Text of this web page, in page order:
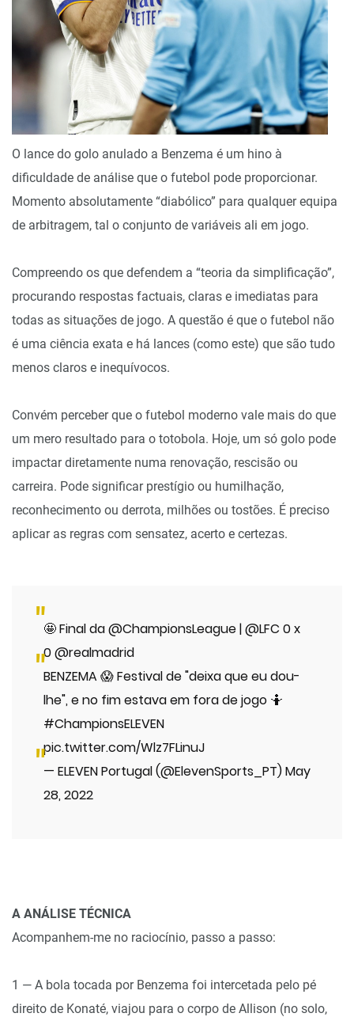
O lance do golo anulado a Benzema é um hino à
dificuldade de análise que o futebol pode proporcionar.
Momento absolutamente “diabólico” para qualquer equipa
de arbitragem, tal o conjunto de variáveis ali em jogo.
Compreendo os que defendem a “teoria da simplificação”,
procurando respostas factuais, claras e imediatas para
todas as situações de jogo. A questão é que o futebol não
é uma ciência exata e há lances (como este) que são tudo
menos claros e inequívocos.
Convém perceber que o futebol moderno vale mais do que
um mero resultado para o totobola. Hoje, um só golo pode
impactar diretamente numa renovação, rescisão ou
carreira. Pode significar prestígio ou humilhação,
reconhecimento ou derrota, milhões ou tostões. É preciso
aplicar as regras com sensatez, acerto e certezas.
🤩 Final da@ChampionsLeague|@LFC 0 x
0@realmadrid
BENZEMA 😱 Festival de "deixa que eu dou-
lhe", e no fim estava em fora de jogo 🤷
#ChampionsELEVEN
pic.twitter.com/Wlz7FLinuJ
— ELEVEN Portugal (@ElevenSports_PT)May
28, 2022
A ANÁLISE TÉCNICA
Acompanhem-me no raciocínio, passo a passo:
1 — A bola tocada por Benzema foi intercetada pelo pé
direito de Konaté, viajou para o corpo de Allison (no solo,